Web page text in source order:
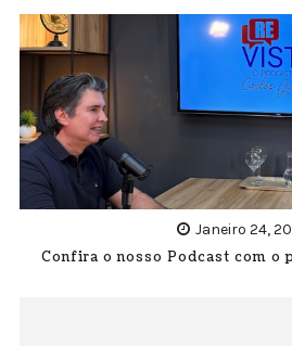
Janeiro 24,
Confira o nosso Podcast com o